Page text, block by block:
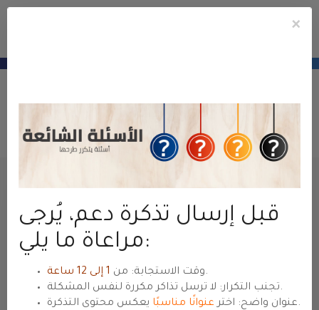
Abrir Ticket
Suporte Área do Cliente
Nome
×
قبل إرسال تذكرة دعم، يُرجى
مراعاة ما يلي:
وقت الاستجابة: من 1 إلى 12 ساعة
.
تجنب التكرار: لا ترسل تذاكر مكررة لنفس المشكلة.
عنوان واضح: اختر عنوانًا مناسبًا
يعكس محتوى التذكرة.